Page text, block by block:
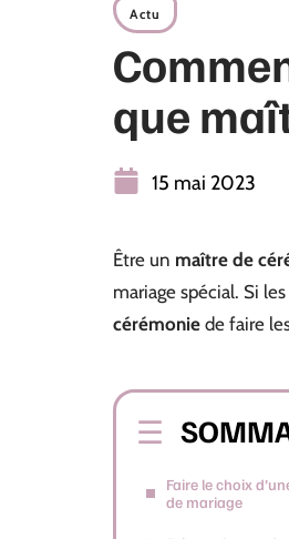
Actu
que
15 mai 2023
Être un maître de
mariage spécial. Si
cérémonie de faire
Faire le choix
de mariage